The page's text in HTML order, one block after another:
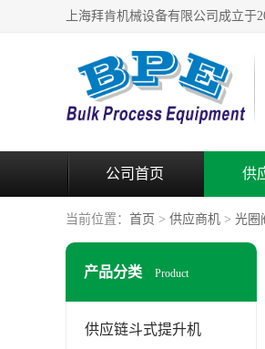
公司首页 供
当前位置： 首页 > 供应商机 > 光圈
产品分类 Product
供应链斗式提升机